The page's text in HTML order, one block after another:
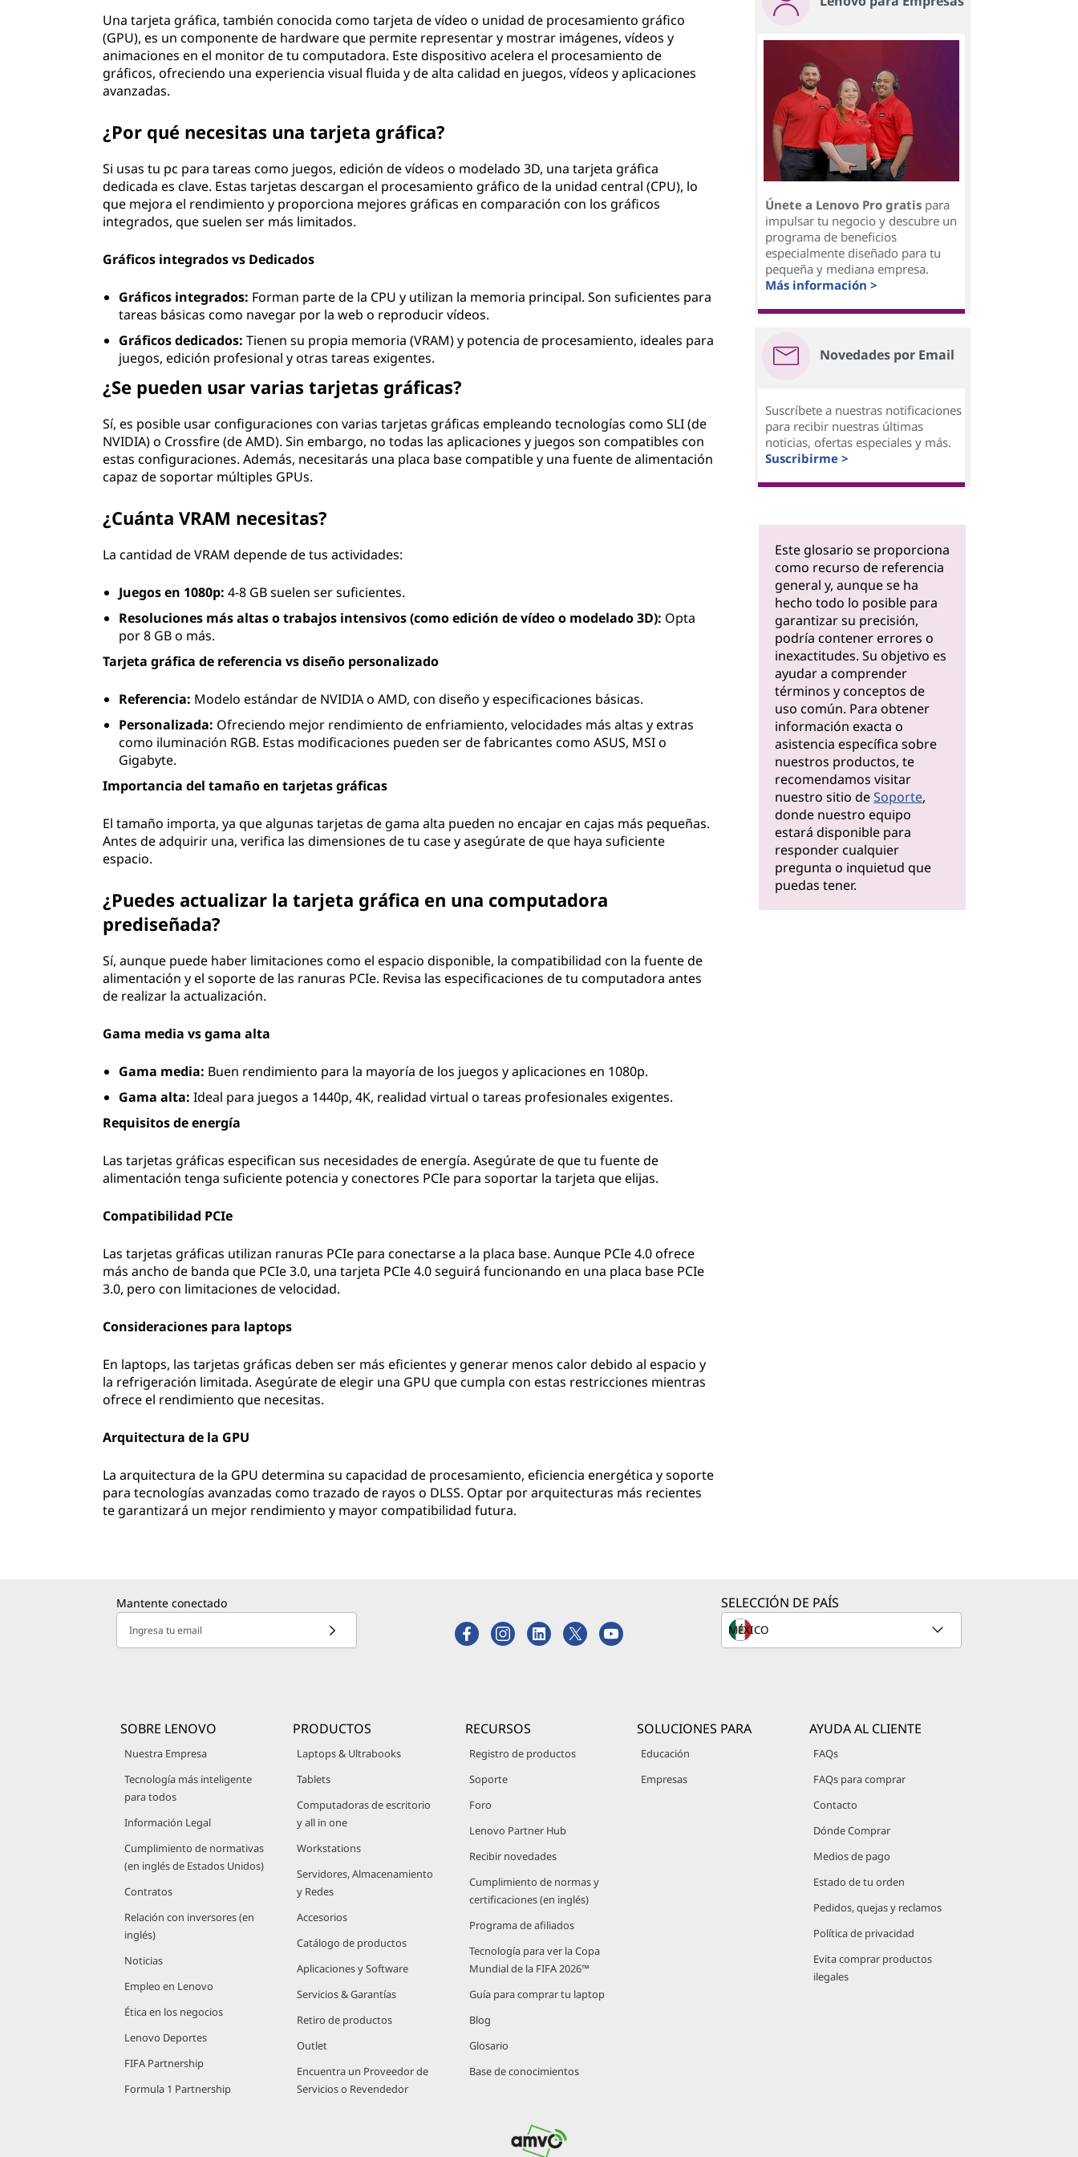
Una tarjeta gráfica, también conocida como tarjeta de vídeo o unidad de procesamiento gráfico
(GPU), es un componente de hardware que permite representar y mostrar imágenes, vídeos y
animaciones en el monitor de tu computadora. Este dispositivo acelera el procesamiento de
gráficos, ofreciendo una experiencia visual fluida y de alta calidad en juegos, vídeos y aplicaciones
avanzadas.
¿Por qué necesitas una tarjeta gráfica?
Si usas tu pc para tareas como juegos, edición de vídeos o modelado 3D, una tarjeta gráfica
dedicada es clave. Estas tarjetas descargan el procesamiento gráfico de la unidad central (CPU), lo
que mejora el rendimiento y proporciona mejores gráficas en comparación con los gráficos
integrados, que suelen ser más limitados.
Gráficos integrados vs Dedicados
Gráficos integrados: Forman parte de la CPU y utilizan la memoria principal. Son suficientes para
tareas básicas como navegar por la web o reproducir vídeos.
Gráficos dedicados: Tienen su propia memoria (VRAM) y potencia de procesamiento, ideales para
juegos, edición profesional y otras tareas exigentes.
¿Se pueden usar varias tarjetas gráficas?
Sí, es posible usar configuraciones con varias tarjetas gráficas empleando tecnologías como SLI (de
NVIDIA) o Crossfire (de AMD). Sin embargo, no todas las aplicaciones y juegos son compatibles con
estas configuraciones. Además, necesitarás una placa base compatible y una fuente de alimentación
capaz de soportar múltiples GPUs.
¿Cuánta VRAM necesitas?
La cantidad de VRAM depende de tus actividades:
Juegos en 1080p: 4-8 GB suelen ser suficientes.
Resoluciones más altas o trabajos intensivos (como edición de vídeo o modelado 3D): Opta
por 8 GB o más.
Tarjeta gráfica de referencia vs diseño personalizado
Referencia: Modelo estándar de NVIDIA o AMD, con diseño y especificaciones básicas.
Personalizada: Ofreciendo mejor rendimiento de enfriamiento, velocidades más altas y extras
como iluminación RGB. Estas modificaciones pueden ser de fabricantes como ASUS, MSI o
Gigabyte.
Importancia del tamaño en tarjetas gráficas
El tamaño importa, ya que algunas tarjetas de gama alta pueden no encajar en cajas más pequeñas.
Antes de adquirir una, verifica las dimensiones de tu case y asegúrate de que haya suficiente
espacio.
¿Puedes actualizar la tarjeta gráfica en una computadora
prediseñada?
Sí, aunque puede haber limitaciones como el espacio disponible, la compatibilidad con la fuente de
alimentación y el soporte de las ranuras PCIe. Revisa las especificaciones de tu computadora antes
de realizar la actualización.
Gama media vs gama alta
Gama media: Buen rendimiento para la mayoría de los juegos y aplicaciones en 1080p.
Gama alta: Ideal para juegos a 1440p, 4K, realidad virtual o tareas profesionales exigentes.
Requisitos de energía
Las tarjetas gráficas especifican sus necesidades de energía. Asegúrate de que tu fuente de
alimentación tenga suficiente potencia y conectores PCIe para soportar la tarjeta que elijas.
Compatibilidad PCIe
Las tarjetas gráficas utilizan ranuras PCIe para conectarse a la placa base. Aunque PCIe 4.0 ofrece
más ancho de banda que PCIe 3.0, una tarjeta PCIe 4.0 seguirá funcionando en una placa base PCIe
3.0, pero con limitaciones de velocidad.
Consideraciones para laptops
En laptops, las tarjetas gráficas deben ser más eficientes y generar menos calor debido al espacio y
la refrigeración limitada. Asegúrate de elegir una GPU que cumpla con estas restricciones mientras
ofrece el rendimiento que necesitas.
Arquitectura de la GPU
La arquitectura de la GPU determina su capacidad de procesamiento, eficiencia energética y soporte
para tecnologías avanzadas como trazado de rayos o DLSS. Optar por arquitecturas más recientes
te garantizará un mejor rendimiento y mayor compatibilidad futura.
Únete a Lenovo Pro gratispara
impulsar tu negocio y descubre un
programa de beneficios
especialmente diseñado para tu
pequeña y mediana empresa.
Más información >
Novedades por Email
Suscríbete a nuestras notificaciones
para recibir nuestras últimas
noticias, ofertas especiales y más.
Suscribirme >
Este glosario se proporciona
como recurso de referencia
general y, aunque se ha
hecho todo lo posible para
garantizar su precisión,
podría contener errores o
inexactitudes. Su objetivo es
ayudar a comprender
términos y conceptos de
uso común. Para obtener
información exacta o
asistencia específica sobre
nuestros productos, te
recomendamos visitar
nuestro sitio deSoporte,
donde nuestro equipo
estará disponible para
responder cualquier
pregunta o inquietud que
puedas tener.
Mantente conectado
Ingresa tu email
SELECCIÓN DE PAÍS
SOBRE LENOVO
Nuestra Empresa
Tecnología más inteligente
para todos
Información Legal
Cumplimiento de normativas
(en inglés de Estados Unidos)
Contratos
Relación con inversores (en
inglés)
Noticias
Empleo en Lenovo
Ética en los negocios
Lenovo Deportes
FIFA Partnership
Formula 1 Partnership
PRODUCTOS
Laptops & Ultrabooks
Tablets
Computadoras de escritorio
y all in one
Workstations
Servidores, Almacenamiento
y Redes
Accesorios
Catálogo de productos
Aplicaciones y Software
Servicios & Garantías
Retiro de productos
Outlet
Encuentra un Proveedor de
Servicios o Revendedor
RECURSOS
Registro de productos
Soporte
Foro
Lenovo Partner Hub
Recibir novedades
Cumplimiento de normas y
certificaciones (en inglés)
Programa de afiliados
Tecnología para ver la Copa
Mundial de la FIFA 2026™
Guía para comprar tu laptop
Blog
Glosario
Base de conocimientos
SOLUCIONES PARA
Educación
Empresas
AYUDA AL CLIENTE
FAQs
FAQs para comprar
Contacto
Dónde Comprar
Medios de pago
Estado de tu orden
Pedidos, quejas y reclamos
Política de privacidad
Evita comprar productos
ilegales